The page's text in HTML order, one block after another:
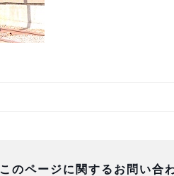
このページに関するお問い合